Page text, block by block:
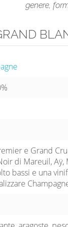
genere,
e Grand
di Mareuil, Aÿ,
bassi e una